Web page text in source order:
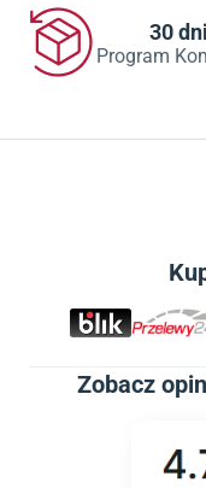
30
Program
Zobacz